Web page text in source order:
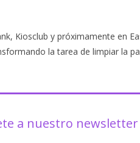
Kiosclub y próximamente en
la tarea de limpiar la
a nuestro newsletter